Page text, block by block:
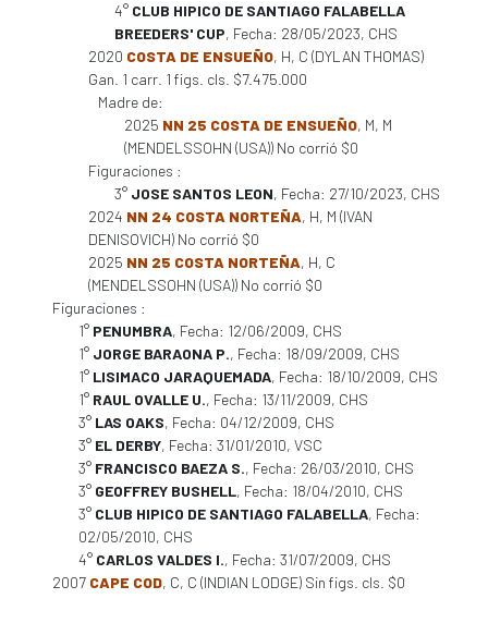
4° CLUB HIPICO DE SANTIAGO FALABELLA
BREEDERS' CUP, Fecha: 28/05/2023, CHS
2020 COSTA DE ENSUEÑO, H, C (DYLAN THOMAS)
Gan. 1 carr. 1 figs. cls. $7.475.000
Madre de:
2025 NN 25 COSTA DE ENSUEÑO, M, M
(MENDELSSOHN (USA)) No corrió $0
Figuraciones :
3° JOSE SANTOS LEON, Fecha: 27/10/2023, CHS
2024 NN 24 COSTA NORTEÑA, H, M (IVAN
DENISOVICH) No corrió $0
2025 NN 25 COSTA NORTEÑA, H, C
(MENDELSSOHN (USA)) No corrió $0
Figuraciones :
1° PENUMBRA, Fecha: 12/06/2009, CHS
1° JORGE BARAONA P., Fecha: 18/09/2009, CHS
1° LISIMACO JARAQUEMADA, Fecha: 18/10/2009, CHS
1° RAUL OVALLE U., Fecha: 13/11/2009, CHS
3° LAS OAKS, Fecha: 04/12/2009, CHS
3° EL DERBY, Fecha: 31/01/2010, VSC
3° FRANCISCO BAEZA S., Fecha: 26/03/2010, CHS
3° GEOFFREY BUSHELL, Fecha: 18/04/2010, CHS
3° CLUB HIPICO DE SANTIAGO FALABELLA, Fecha:
02/05/2010, CHS
4° CARLOS VALDES I., Fecha: 31/07/2009, CHS
2007 CAPE COD, C, C (INDIAN LODGE) Sin figs. cls. $0